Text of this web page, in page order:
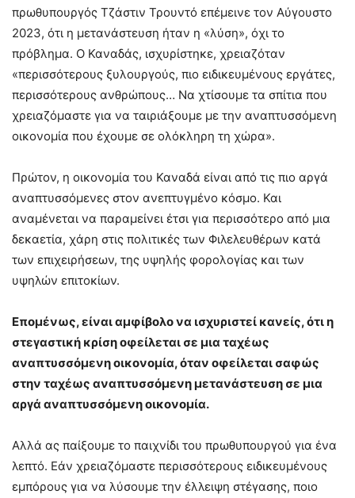
πρωθυπουργός Τζάστιν Τρουντό επέμεινε τον Αύγουστο
2023, ότι η μετανάστευση ήταν η «λύση», όχι το
πρόβλημα. Ο Καναδάς, ισχυρίστηκε, χρειαζόταν
«περισσότερους ξυλουργούς, πιο ειδικευμένους εργάτες,
περισσότερους ανθρώπους… Να χτίσουμε τα σπίτια που
χρειαζόμαστε για να ταιριάξουμε με την αναπτυσσόμενη
οικονομία που έχουμε σε ολόκληρη τη χώρα».
Πρώτον, η οικονομία του Καναδά είναι από τις πιο αργά
αναπτυσσόμενες στον ανεπτυγμένο κόσμο. Και
αναμένεται να παραμείνει έτσι για περισσότερο από μια
δεκαετία, χάρη στις πολιτικές των Φιλελευθέρων κατά
των επιχειρήσεων, της υψηλής φορολογίας και των
υψηλών επιτοκίων.
Επομένως, είναι αμφίβολο να ισχυριστεί κανείς, ότι η
στεγαστική κρίση οφείλεται σε μια ταχέως
αναπτυσσόμενη οικονομία, όταν οφείλεται σαφώς
στην ταχέως αναπτυσσόμενη μετανάστευση σε μια
αργά αναπτυσσόμενη οικονομία.
Αλλά ας παίξουμε το παιχνίδι του πρωθυπουργού για ένα
λεπτό. Εάν χρειαζόμαστε περισσότερους ειδικευμένους
εμπόρους για να λύσουμε την έλλειψη στέγασης, ποιο